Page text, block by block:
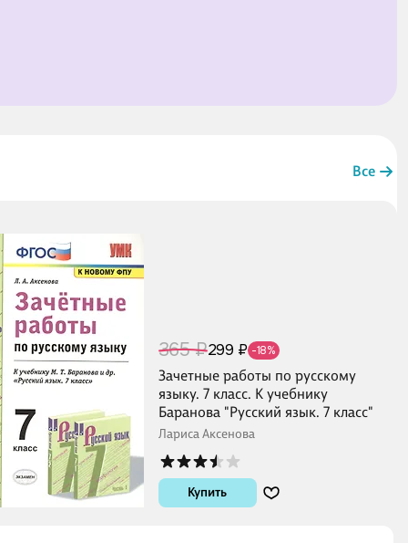
Все
365 ₽299 ₽ -18%
Зачетные работы по русскому
языку. 7 класс. К учебнику
Баранова "Русский язык. 7 класс"
Лариса Аксенова
Купить